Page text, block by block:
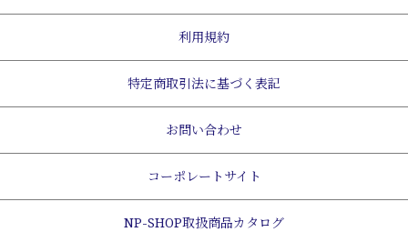
利用規約
特定商取引法に基づく表記
お問い合わせ
コーポレートサイト
NP-SHOP取扱商品カタログ